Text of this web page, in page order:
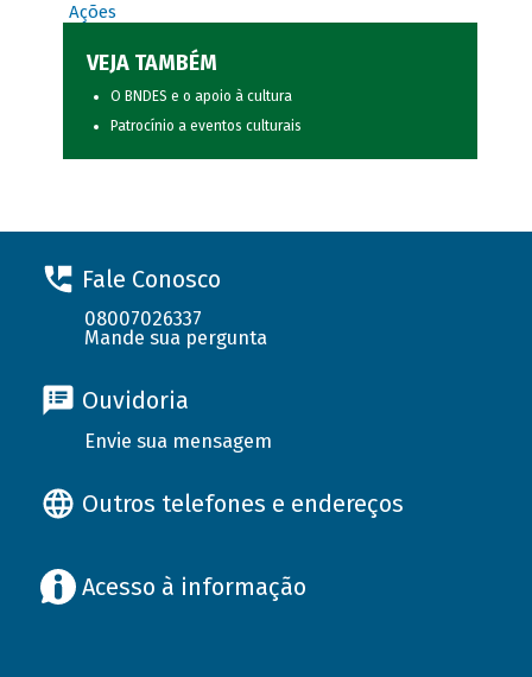
Ações
VEJA TAMBÉM
O BNDES e o apoio à cultura
Patrocínio a eventos culturais
Fale Conosco
08007026337
Mande sua pergunta
Ouvidoria
Envie sua mensagem
Outros telefones e endereços
Acesso à informação